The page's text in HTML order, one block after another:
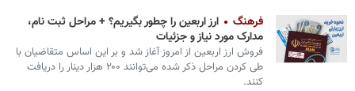
فرهنگ
ارز اربعین را چطور بگیریم؟ + مراحل ثبت نام،
مدارک مورد نیاز و جزئیات
فروش ارز اربعین از امروز آغاز شد و بر این اساس متقاضیان با
طی کردن مراحل ذکر شده می‌توانند ۲۰۰ هزار دینار را دریافت
کنند.